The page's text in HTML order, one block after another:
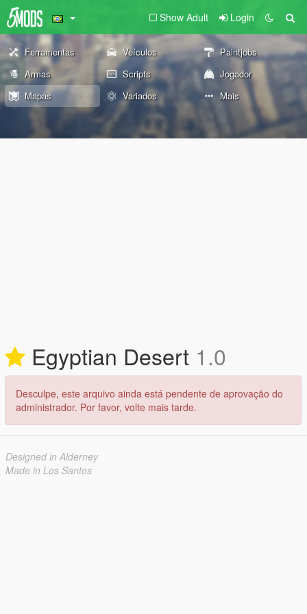
Show Adult Login
Ferramentas Veículos
Paintjobs
Armas
Scripts
Jogador
Mapas
Variados Mais
Egyptian Desert 1.0
Desculpe, este arquivo ainda está pendente de aprovação do
administrador. Por favor, volte mais tarde.
Designed in Alderney
Made in Los Santos